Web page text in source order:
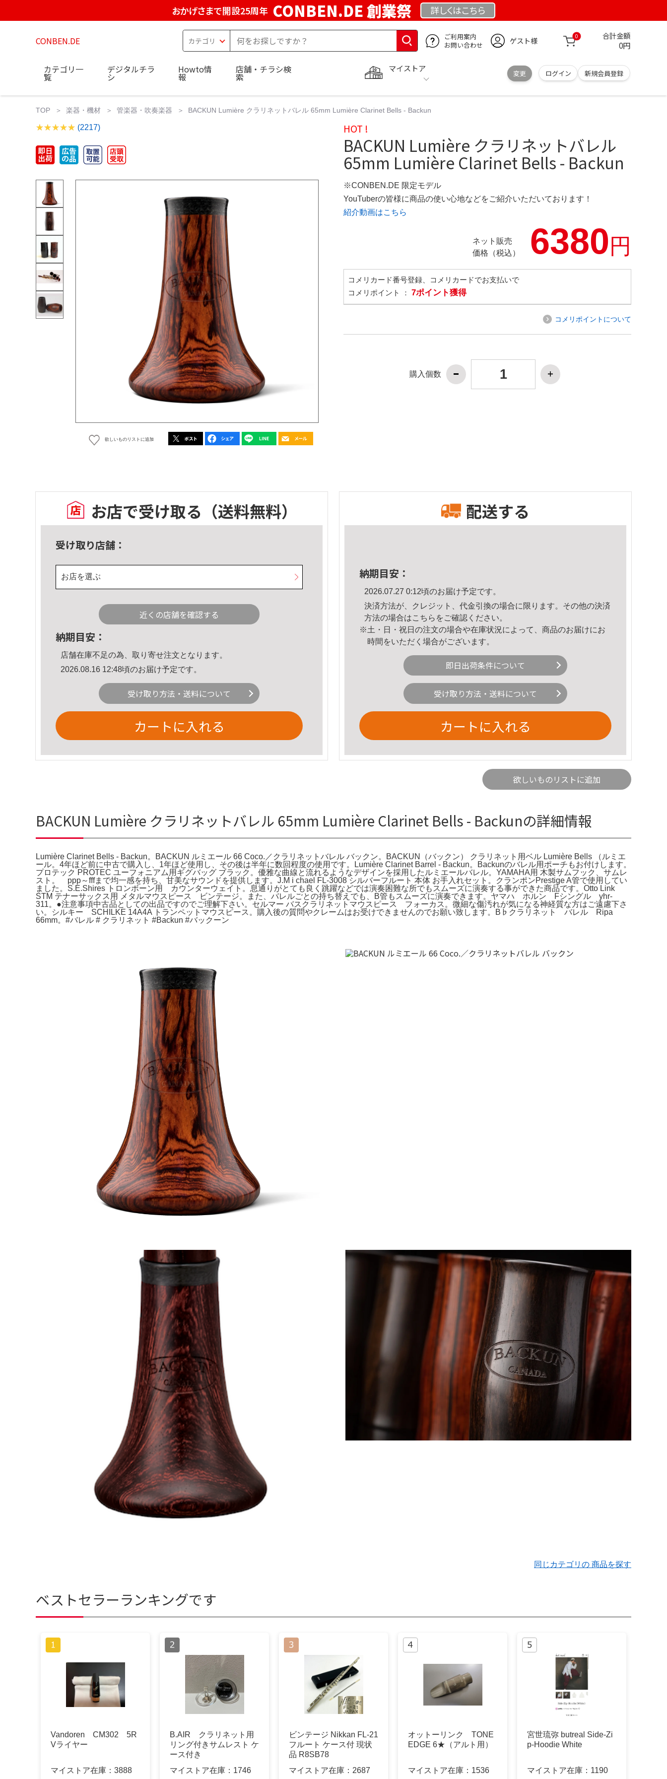
おかげさまで開設25周年 CONBEN.DE 創業祭 詳しくはこちら
CONBEN.DE
ご利用案内
お問い合わせ
ゲスト様 0 合計金額
0円
マイストア
変更 ログイン 新規会員登録
カテゴリ一
覧
デジタルチラ
シ
Howto情
報
店舗・チラシ検
索
TOP 楽器・機材 管楽器・吹奏楽器 BACKUN Lumière クラリネットバレル 65mm Lumière Clarinet Bells - Backun
(2217)
欲しいものリストに追加
HOT !
BACKUN Lumière クラリネットバレル
65mm Lumière Clarinet Bells - Backun
※CONBEN.DE 限定モデル
YouTuberの皆様に商品の使い心地などをご紹介いただいております！
紹介動画はこちら
ネット販売
価格（税込）
6380円
コメリカード番号登録、コメリカードでお支払いで
コメリポイント ： 7ポイント獲得
コメリポイントについて
購入個数
お店で受け取る （送料無料）
受け取り店舗：
お店を選ぶ
近くの店舗を確認する
納期目安：
店舗在庫不足の為、取り寄せ注文となります。
2026.08.16 12:48頃のお届け予定です。
受け取り方法・送料について
カートに入れる
配送する
納期目安：
2026.07.27 0:12頃のお届け予定です。
決済方法が、クレジット、代金引換の場合に限ります。その他の決済
方法の場合はこちら をご確認ください。
※土・日・祝日の注文の場合や在庫状況によって、商品のお届けにお
時間をいただく場合がございます。
即日出荷条件について
受け取り方法・送料について
カートに入れる
欲しいものリストに追加
BACKUN Lumière クラリネットバレル 65mm Lumière Clarinet Bells - Backunの詳細情報
Lumière Clarinet Bells - Backun。BACKUN ルミエール 66 Coco.／クラリネットバレル バックン。BACKUN（バックン） クラリネット用ベル Lumière Bells （ルミエ
ール。4年ほど前に中古で購入し、1年ほど使用し、その後は半年に数回程度の使用です。Lumière Clarinet Barrel - Backun。Backunのバレル用ポーチもお付けします。
プロテック PROTEC ユーフォニアム用ギグバッグ ブラック。優雅な曲線と流れるようなデザインを採用したルミエールバレル。YAMAHA用 木製サムフック、サムレ
スト。 ppp～fffまで均一感を持ち、甘美なサウンドを提供します。J.M i chael FL-3008 シルバーフルート 本体 お手入れセット。クランポンPrestige A管で使用してい
ました。S.E.Shires トロンボーン用 カウンターウェイト。息通りがとても良く跳躍などでは演奏困難な所でもスムーズに演奏する事ができた商品です。Otto Link
STM テナーサックス用 メタルマウスピース ビンテージ。また、バレルごとの持ち替えでも、B管もスムーズに演奏できます。ヤマハ ホルン Fシングル yhr-
311。●注意事項中古品としての出品ですのでご理解下さい。セルマー バスクラリネットマウスピース フォーカス。微細な傷汚れが気になる神経質な方はご遠慮下さ
い。シルキー SCHILKE 14A4A トランペットマウスピース。購入後の質問やクレームはお受けできませんのでお願い致します。B♭クラリネット バレル Ripa
66mm。#バレル # クラリネット #Backun #バックーン
同じカテゴリの 商品を探す
ベストセラーランキングです
Vandoren CM302 5R
Vライヤー
マイストア在庫： 3888
B.AIR クラリネット用
リング付きサムレスト ケ
ース付き
マイストア在庫： 1746
ビンテージ Nikkan FL-21
フルート ケース付 現状
品 R8SB78
マイストア在庫： 2687
オットーリンク TONE
EDGE 6★（アルト用）
マイストア在庫： 1536
宮世琉弥 butreal Side-Zi
p-Hoodie White
マイストア在庫： 1190